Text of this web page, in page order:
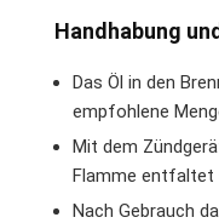
Handhabung
Das Öl in den
empfohlene
Mit dem
Flamme entfaltet
Nach Gebrauch